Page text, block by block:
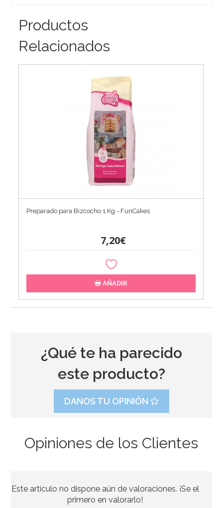
Productos
Relacionados
Preparado para Bizcocho 1 Kg - FunCakes
7,20€
AÑADIR
¿Qué te ha parecido
este producto?
DANOS TU OPINIÓN
Opiniones de los Clientes
Este artículo no dispone aún de valoraciones. ¡Se el
primero en valorarlo!